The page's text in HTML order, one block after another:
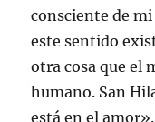
consciente de
este sentido
otra cosa que el
humano. San
está en el